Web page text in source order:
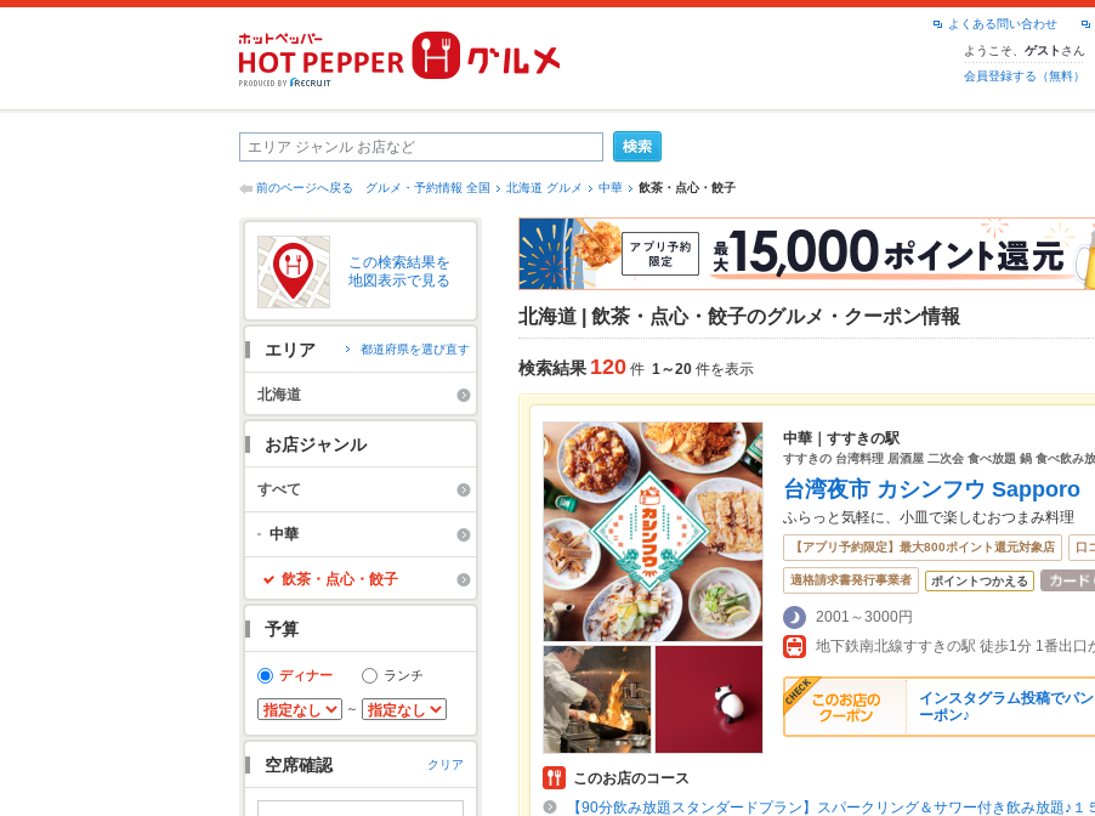
よくある問い合わせ
ようこそ、 ゲスト さん
会員登録する（無料）
前のページへ戻る グルメ・予約情報 全国 北海道 グルメ 中華 飲茶・点心・餃子
この検索結果を
地図表示で見る
エリア 都道府県を選び直す
北海道
お店ジャンル
すべて
中華
飲茶・点心・餃子
予算
ディナー ランチ
～
空席確認 クリア
北海道 | 飲茶・点心・餃子のグルメ・クーポン情報
検索結果 120 件 1～20 件を表示
中華｜すすきの駅
すすきの 台湾料理 居酒屋 二次会 食べ放題 鍋 食べ飲み
台湾夜市 カシンフウ Sapporo
ふらっと気軽に、小皿で楽しむおつまみ料理
【アプリ予約限定】最大800ポイント還元対象店 口
適格請求書発行事業者 ポイントつかえる
2001～3000円
インスタグラム投稿でパ
ーポン♪
このお店のコース
【90分飲み放題スタンダードプラン】スパークリング＆サワー付き飲み放題♪１